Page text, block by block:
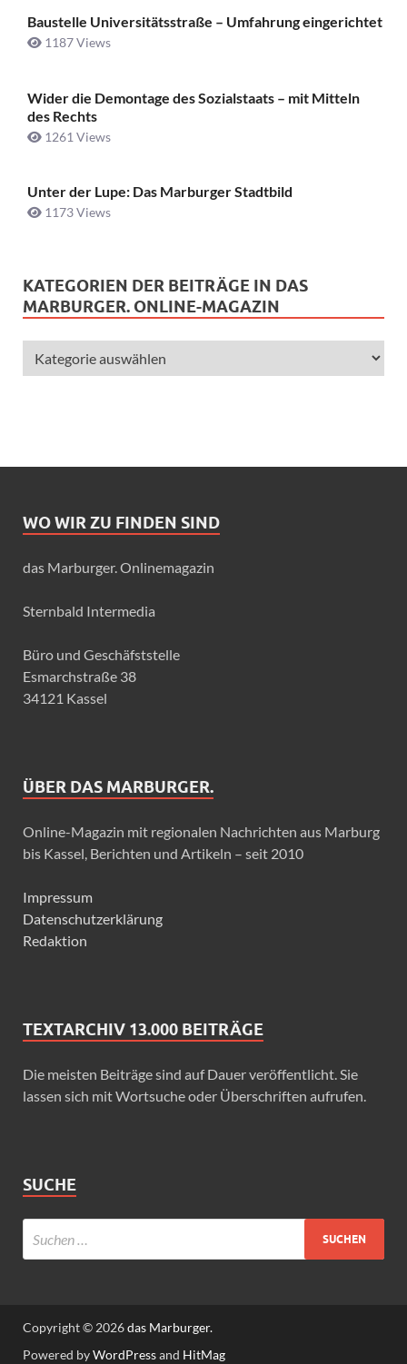
Baustelle Universitätsstraße ­– Umfahrung eingerichtet
1187 Views
Wider die Demontage des Sozialstaats – mit Mitteln
des Rechts
1261 Views
Unter der Lupe: Das Marburger Stadtbild
1173 Views
KATEGORIEN DER BEITRÄGE IN DAS
MARBURGER. ONLINE-MAGAZIN
WO WIR ZU FINDEN SIND
das Marburger. Onlinemagazin
Sternbald Intermedia
Büro und Geschäfststelle
Esmarchstraße 38
34121 Kassel
ÜBER DAS MARBURGER.
Online-Magazin mit regionalen Nachrichten aus Marburg
bis Kassel, Berichten und Artikeln – seit 2010
Impressum
Datenschutzerklärung
Redaktion
TEXTARCHIV 13.000 BEITRÄGE
Die meisten Beiträge sind auf Dauer veröffentlicht. Sie
lassen sich mit Wortsuche oder Überschriften aufrufen.
SUCHE
Copyright © 2026das Marburger.
Powered byWordPressand HitMag